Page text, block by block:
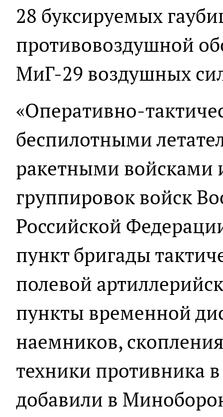
28 буксируемых
противовоздушной
МиГ-29 воздушных
«Оперативно-
беспилотными
ракетными войсками
группировок войск
Российской
пункт бригады
полевой
пункты временной
наемников,
техники противника
добавили в